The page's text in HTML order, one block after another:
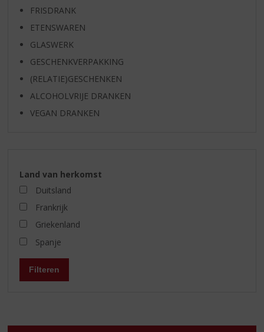
FRISDRANK
ETENSWAREN
GLASWERK
GESCHENKVERPAKKING
(RELATIE)GESCHENKEN
ALCOHOLVRIJE DRANKEN
VEGAN DRANKEN
Land van herkomst
Duitsland
Frankrijk
Griekenland
Spanje
Filteren